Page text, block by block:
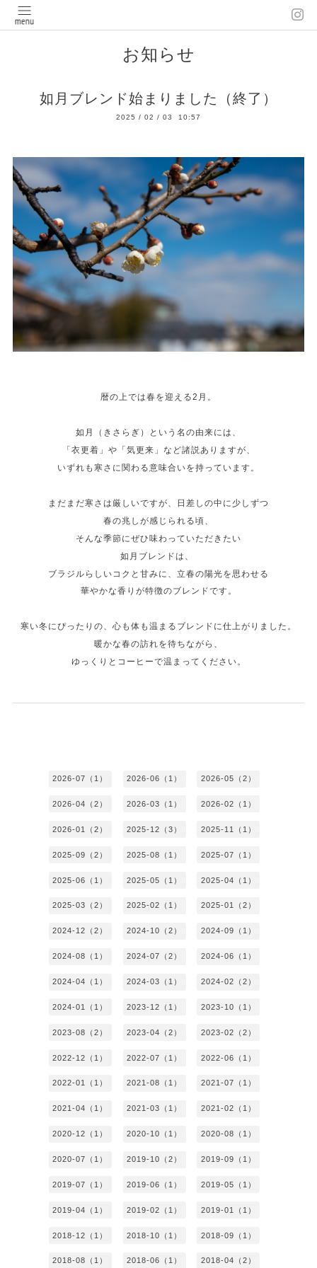
お知らせ
如月ブレンド始まりました（終了）
2025 / 02 / 03 10:57
暦の上では春を迎える2月。
如月（きさらぎ）という名の由来には、
「衣更着」や「気更来」など諸説ありますが、
いずれも寒さに関わる意味合いを持っています。
まだまだ寒さは厳しいですが、日差しの中に少しずつ
春の兆しが感じられる頃、
そんな季節にぜひ味わっていただきたい
如月ブレンドは、
ブラジルらしいコクと甘みに、立春の陽光を思わせる
華やかな香りが特徴のブレンドです。
寒い冬にぴったりの、心も体も温まるブレンドに仕上がりました。
暖かな春の訪れを待ちながら、
ゆっくりとコーヒーで温まってください。
2026-07（1） 2026-06（1） 2026-05（2）
2026-04（2） 2026-03（1） 2026-02（1）
2026-01（2） 2025-12（3） 2025-11（1）
2025-09（2） 2025-08（1） 2025-07（1）
2025-06（1） 2025-05（1） 2025-04（1）
2025-03（2） 2025-02（1） 2025-01（2）
2024-12（2） 2024-10（2） 2024-09（1）
2024-08（1） 2024-07（2） 2024-06（1）
2024-04（1） 2024-03（1） 2024-02（2）
2024-01（1） 2023-12（1） 2023-10（1）
2023-08（2） 2023-04（2） 2023-02（2）
2022-12（1） 2022-07（1） 2022-06（1）
2022-01（1） 2021-08（1） 2021-07（1）
2021-04（1） 2021-03（1） 2021-02（1）
2020-12（1） 2020-10（1） 2020-08（1）
2020-07（1） 2019-10（2） 2019-09（1）
2019-07（1） 2019-06（1） 2019-05（1）
2019-04（1） 2019-02（1） 2019-01（1）
2018-12（1） 2018-10（1） 2018-09（1）
2018-08（1） 2018-06（1） 2018-04（2）